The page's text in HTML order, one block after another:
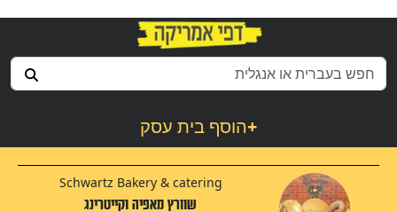
הוסף בית עסק+
Schwartz Bakery & catering
שוורץ מאפיה וקייטרינג